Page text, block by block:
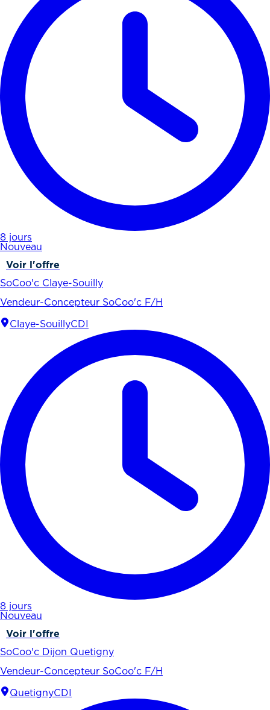
8 jours
Nouveau
Voir l'offre
SoCoo'c Claye-Souilly
Vendeur-Concepteur SoCoo'c F/H
Claye-SouillyCDI
8 jours
Nouveau
Voir l'offre
SoCoo'c Dijon Quetigny
Vendeur-Concepteur SoCoo'c F/H
QuetignyCDI